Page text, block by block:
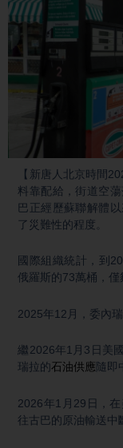
【新唐人北京時間
料靠配給，街道空
巴正經歷蘇聯解體
了災難性的程度。
國際組織統計，到
俄羅斯的73萬桶，僅
2025年12月，委內
繼2026年1月3日美
瑞拉的石油供應隨即
2026年1月29日，
往古巴的原油輸送中